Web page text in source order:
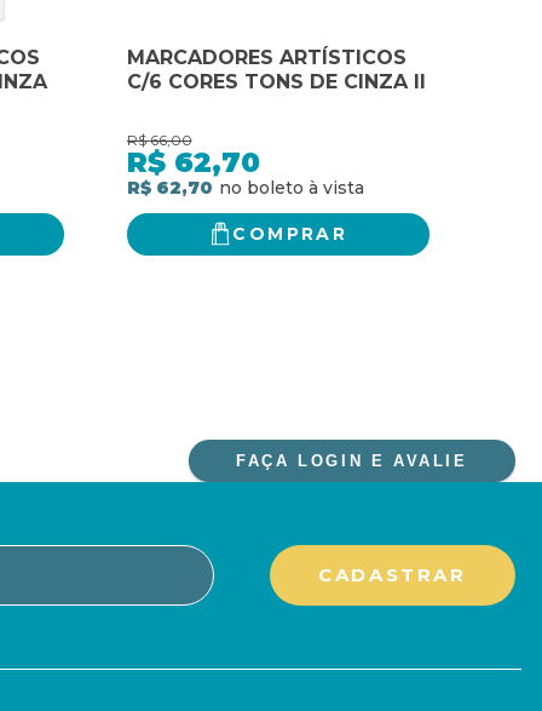
MARCADORES ARTÍSTICOS
C/6 CORES TONS DE CINZA II
R$ 66,00
R$ 62,70
R$ 62,70
COMPRAR
FAÇA LOGIN E AVALIE